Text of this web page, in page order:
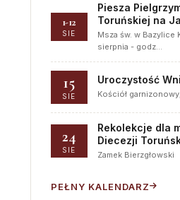
1-12
SIE
Piesza
Toruńskiej na
Msza św. w Bazylice
sierpnia - godz…
15
SIE
Uroczystość
Kościół
24
SIE
Rekolekcje dla
Diecezji
Zamek Bierzgłowski
PEŁNY KALENDARZ